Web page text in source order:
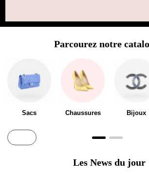
Parcourez notre
Sacs Chaussures Bijoux
Les News du jour